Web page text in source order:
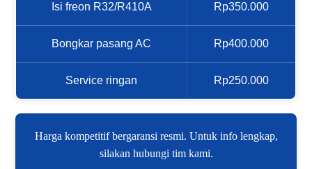
Isi freon R32/R410A Rp350.000
Bongkar pasang AC Rp400.000
Service ringan Rp250.000
Harga kompetitif bergaransi resmi. Untuk info lengkap,
silakan hubungi tim kami.